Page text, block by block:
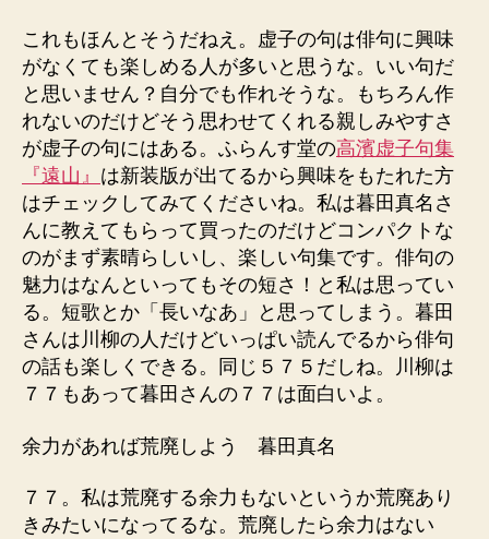
これもほんとそうだねえ。虚子の句は俳句に興味
がなくても楽しめる人が多いと思うな。いい句だ
と思いません？自分でも作れそうな。もちろん作
れないのだけどそう思わせてくれる親しみやすさ
が虚子の句にはある。ふらんす堂の高濱虚子句集
『遠山』 は新装版が出てるから興味をもたれた方
はチェックしてみてくださいね。私は暮田真名さ
んに教えてもらって買ったのだけどコンパクトな
のがまず素晴らしいし、楽しい句集です。俳句の
魅力はなんといってもその短さ！と私は思ってい
る。短歌とか「長いなあ」と思ってしまう。暮田
さんは川柳の人だけどいっぱい読んでるから俳句
の話も楽しくできる。同じ５７５だしね。川柳は
７７もあって暮田さんの７７は面白いよ。
余力があれば荒廃しよう 暮田真名
７７。私は荒廃する余力もないというか荒廃あり
きみたいになってるな。荒廃したら余力はない